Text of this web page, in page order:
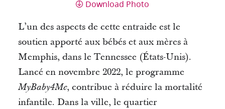
Download Photo
L’un des aspects de cette entraide est le
soutien apporté aux bébés et aux mères à
Memphis, dans le Tennessee (États-Unis).
Lancé en novembre 2022, le programme
MyBaby4Me, contribue à réduire la mortalité
infantile. Dans la ville, le quartier